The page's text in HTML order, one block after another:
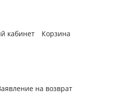
кабинет
Корзина
на возврат